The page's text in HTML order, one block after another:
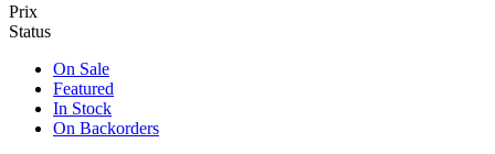
Prix
Status
On Sale
Featured
In Stock
On Backorders